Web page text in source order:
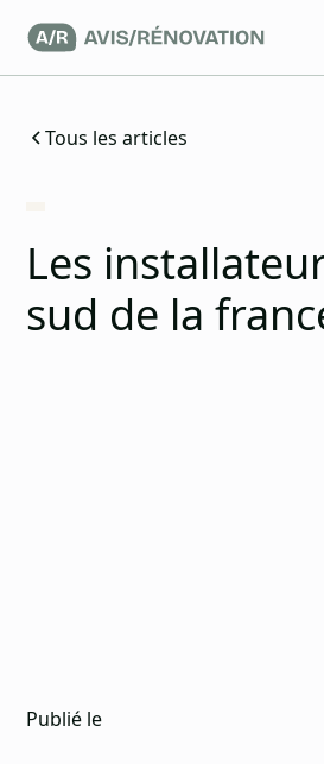
Tous les articles
Les
sud de la
Publié le